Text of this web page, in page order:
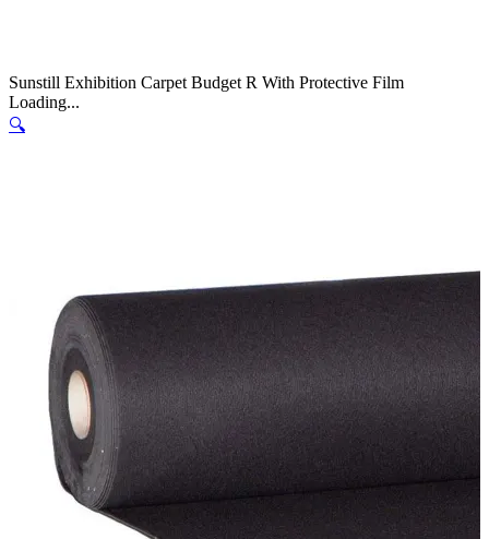
Sunstill Exhibition Carpet Budget R With Protective Film
Loading...
🔍